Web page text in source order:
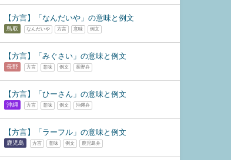
【方言】「なんだいや」の意味と例文
鳥取 なんだいや 方言 意味 例文
【方言】「みぐさい」の意味と例文
長野 方言 意味 例文 長野弁
【方言】「ひーさん」の意味と例文
沖縄 方言 意味 例文 沖縄弁
【方言】「ラーフル」の意味と例文
鹿児島 方言 意味 例文 鹿児島弁